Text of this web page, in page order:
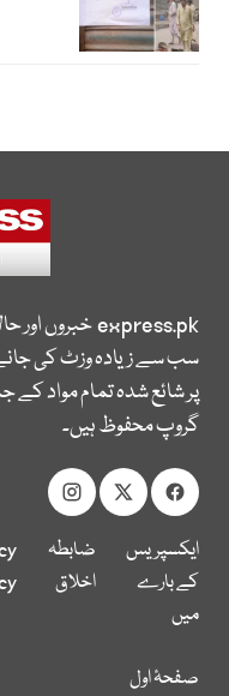
express.pkخبروں اور
سب سے زیادہ وزٹ کی
پر شائع شدہ تمام مواد
گروپ محفوظ ہیں۔
ایکسپریس
کے بارے
میں
ضابطہ
اخلاق
صفحۂ اول